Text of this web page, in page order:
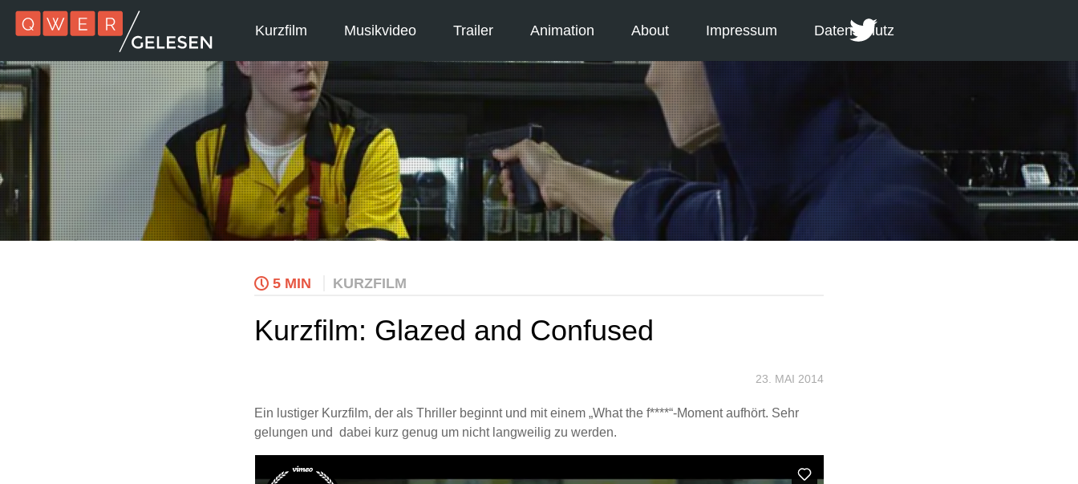
Kurzfilm Musikvideo Trailer Animation About Impressum Datenschutz
5 MIN KURZFILM
Kurzfilm: Glazed and Confused
23. MAI 2014
Ein lustiger Kurzfilm, der als Thriller beginnt und mit einem „What the f****“-Moment aufhört. Sehr
gelungen und dabei kurz genug um nicht langweilig zu werden.